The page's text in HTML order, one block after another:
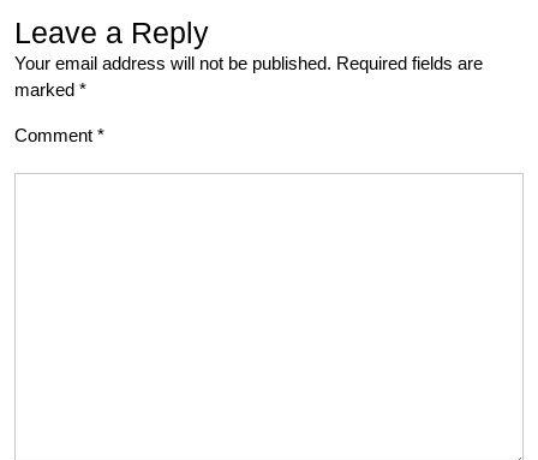
Leave a Reply
Your email address will not be published. Required fields are
marked *
Comment *